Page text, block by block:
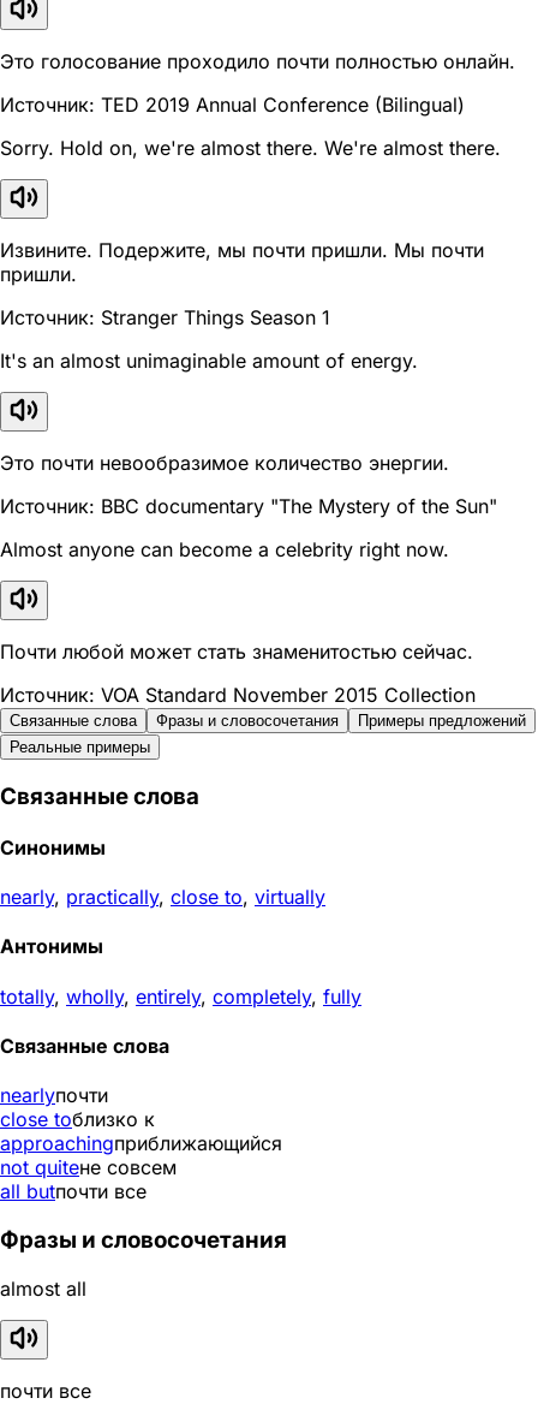
Это голосование проходило почти полностью онлайн.
Источник: TED 2019 Annual Conference (Bilingual)
Sorry. Hold on, we're almost there. We're almost there.
Извините. Подержите, мы почти пришли. Мы почти
пришли.
Источник: Stranger Things Season 1
It's an almost unimaginable amount of energy.
Это почти невообразимое количество энергии.
Источник: BBC documentary "The Mystery of the Sun"
Almost anyone can become a celebrity right now.
Почти любой может стать знаменитостью сейчас.
Источник: VOA Standard November 2015 Collection
Связанные слова Фразы и словосочетания
Примеры предложений
Реальные примеры
Связанные слова
Синонимы
nearly, practically, close to, virtually
Антонимы
totally, wholly, entirely, completely, fully
Связанные слова
nearlyпочти
close toблизко к
approachingприближающийся
not quiteне совсем
all butпочти все
Фразы и словосочетания
almost all
почти все